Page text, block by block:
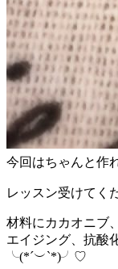
今回はちゃんと作
レッスン受けてく
材料にカカオニブ
エイジング、抗酸
╰(*´︶`*)╯♡